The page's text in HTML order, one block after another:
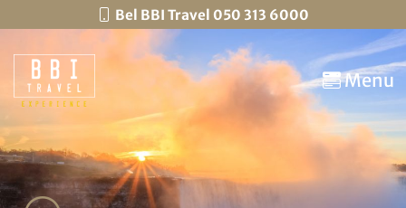
Bel BBI Travel 050 313 6000
Menu